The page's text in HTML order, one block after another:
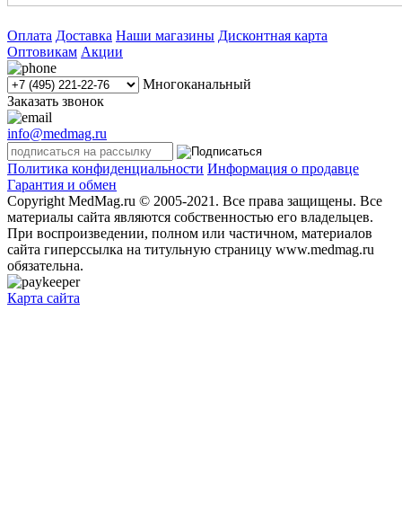
Оплата Доставка Наши магазины Дисконтная карта
Оптовикам Акции
Многоканальный
Заказать звонок
info@medmag.ru
Политика конфиденциальности Информация о продавце
Гарантия и обмен
Copyright MedMag.ru © 2005-2021. Все права защищены. Все
материалы сайта являются собственностью его владельцев.
При воспроизведении, полном или частичном, материалов
сайта гиперссылка на титульную страницу www.medmag.ru
обязательна.
Карта сайта